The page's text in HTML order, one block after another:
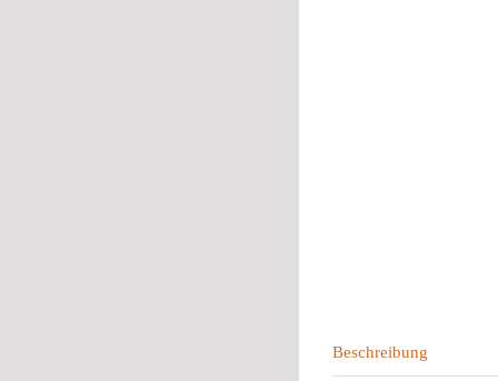
Beschreibung